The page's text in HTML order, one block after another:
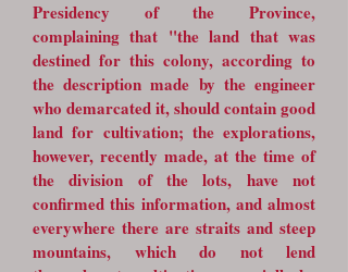
Presidency of the Province,
complaining that "the land that was
destined for this colony, according to
the description made by the engineer
who demarcated it, should contain good
land for cultivation; the explorations,
however, recently made, at the time of
the division of the lots, have not
confirmed this information, and almost
everywhere there are straits and steep
mountains, which do not lend